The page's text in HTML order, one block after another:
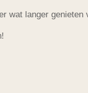
wat langer genieten